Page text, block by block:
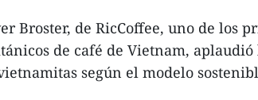
Broster, de RicCoffee, uno de los
de café de Vietnam,
según el modelo